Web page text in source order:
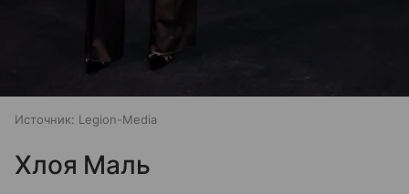
Источник: Legion-Media
Хлоя Маль